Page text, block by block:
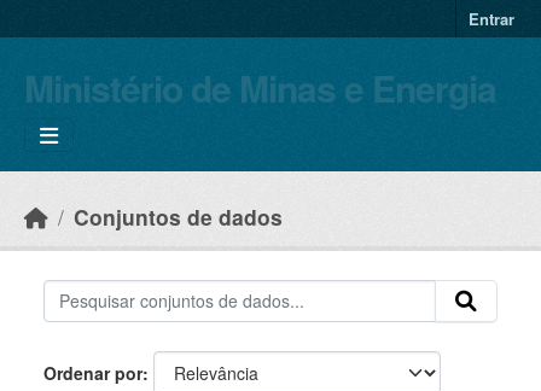
Entrar
Ministério de Minas e Energia
Conjuntos de dados
Ordenar por